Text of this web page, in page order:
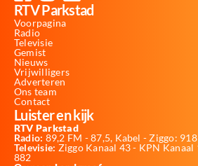
RTV Parkstad
Voorpagina
Radio
Televisie
Gemist
Nieuws
Vrijwilligers
Adverteren
Ons team
Contact
Luister en kijk
RTV Parkstad
Radio: 89,2 FM - 87,5, Kabel - Ziggo: 918
Televisie: Ziggo Kanaal 43 - KPN
882